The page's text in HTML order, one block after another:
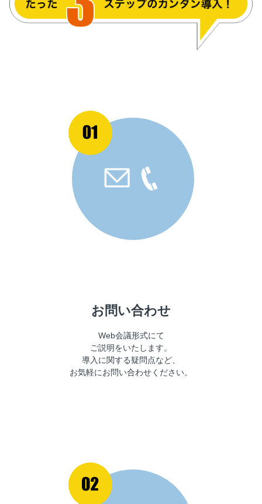
お問い合わせ
Web会議形式にて
ご説明をいたします。
導入に関する疑問点など、
お気軽にお問い合わせください。